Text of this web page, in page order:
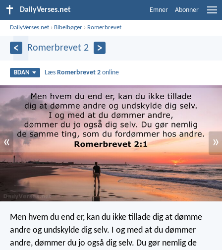
DailyVerses.net Emner Abonner
DailyVerses.net › Bibelbøger › Romerbrevet
Romerbrevet 2
BDAN Læs Romerbrevet 2 online
« »
Men hvem du end er, kan du ikke tillade dig at dømme
andre og undskylde dig selv. I og med at du dømmer
andre, dømmer du jo også dig selv. Du gør nemlig de